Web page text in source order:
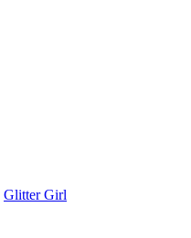
Glitter Girl